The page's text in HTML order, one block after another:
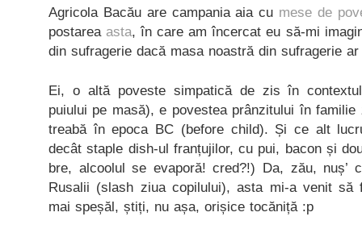
Agricola Bacău are campania aia cu mese de
postarea asta, în care am încercat eu să-mi
din sufragerie dacă masa noastră din sufragerie
Ei, o altă poveste simpatică de zis în
puiului pe masă), e povestea prânzitului în
treabă în epoca BC (before child). Și ce alt
decât staple dish-ul franțujilor, cu pui, bacon și
bre, alcoolul se evaporă! cred?!) Da, zău, nuș’
Rusalii (slash ziua copilului), asta mi-a venit
mai speșăl, știți, nu așa, orișice tocăniță :p